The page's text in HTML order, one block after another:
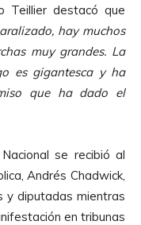
Teillier destacó que
hay muchos
muy grandes. La
es gigantesca y ha
que ha dado el
se recibió al
Andrés Chadwick,
y diputadas mientras
en tribunas